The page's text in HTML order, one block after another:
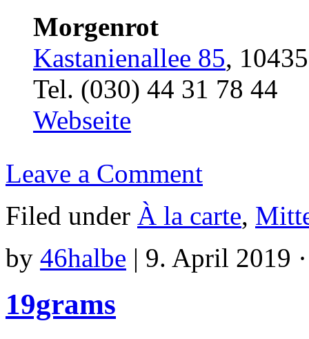
Morgenrot
Kastanienallee 85,
Tel. (030) 44 31 78 44
Webseite
Leave a Comment
Filed under À la carte,
by 46halbe | 9. April 2019
19grams